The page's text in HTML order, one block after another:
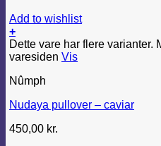
Add to wishlist
+
Dette vare har flere
varesiden Vis
Nûmph
Nudaya pullover – caviar
450,00 kr.